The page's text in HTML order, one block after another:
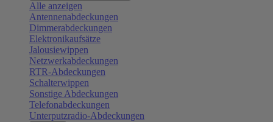
Alle anzeigen
Antennenabdeckungen
Dimmerabdeckungen
Elektronikaufsätze
Jalousiewippen
Netzwerkabdeckungen
RTR-Abdeckungen
Schalterwippen
Sonstige Abdeckungen
Telefonabdeckungen
Unterputzradio-Abdeckungen